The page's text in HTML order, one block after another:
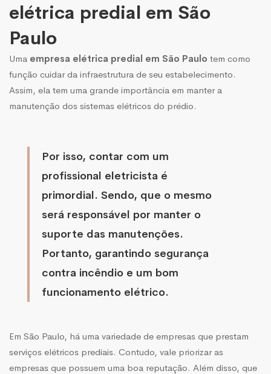
elétrica predial em São
Paulo
Uma empresa elétrica predial em São Paulo tem como
função cuidar da infraestrutura de seu estabelecimento.
Assim, ela tem uma grande importância em manter a
manutenção dos sistemas elétricos do prédio.
Por isso, contar com um
profissional eletricista é
primordial. Sendo, que o mesmo
será responsável por manter o
suporte das manutenções.
Portanto, garantindo segurança
contra incêndio e um bom
funcionamento elétrico.
Em São Paulo, há uma variedade de empresas que prestam
serviços elétricos prediais. Contudo, vale priorizar as
empresas que possuem uma boa reputação. Além disso, que